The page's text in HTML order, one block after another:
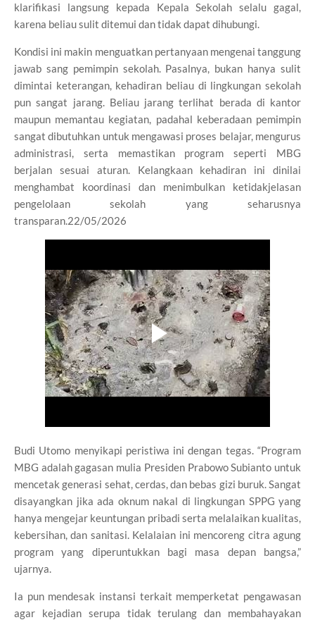
klarifikasi langsung kepada Kepala Sekolah selalu gagal,
karena beliau sulit ditemui dan tidak dapat dihubungi.
Kondisi ini makin menguatkan pertanyaan mengenai tanggung
jawab sang pemimpin sekolah. Pasalnya, bukan hanya sulit
dimintai keterangan, kehadiran beliau di lingkungan sekolah
pun sangat jarang. Beliau jarang terlihat berada di kantor
maupun memantau kegiatan, padahal keberadaan pemimpin
sangat dibutuhkan untuk mengawasi proses belajar, mengurus
administrasi, serta memastikan program seperti MBG
berjalan sesuai aturan. Kelangkaan kehadiran ini dinilai
menghambat koordinasi dan menimbulkan ketidakjelasan
pengelolaan sekolah yang seharusnya
transparan.22/05/2026
Budi Utomo menyikapi peristiwa ini dengan tegas. “Program
MBG adalah gagasan mulia Presiden Prabowo Subianto untuk
mencetak generasi sehat, cerdas, dan bebas gizi buruk. Sangat
disayangkan jika ada oknum nakal di lingkungan SPPG yang
hanya mengejar keuntungan pribadi serta melalaikan kualitas,
kebersihan, dan sanitasi. Kelalaian ini mencoreng citra agung
program yang diperuntukkan bagi masa depan bangsa,”
ujarnya.
Ia pun mendesak instansi terkait memperketat pengawasan
agar kejadian serupa tidak terulang dan membahayakan